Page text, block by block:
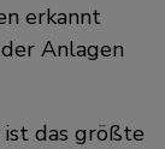
erkannt
Anlagen
das größte